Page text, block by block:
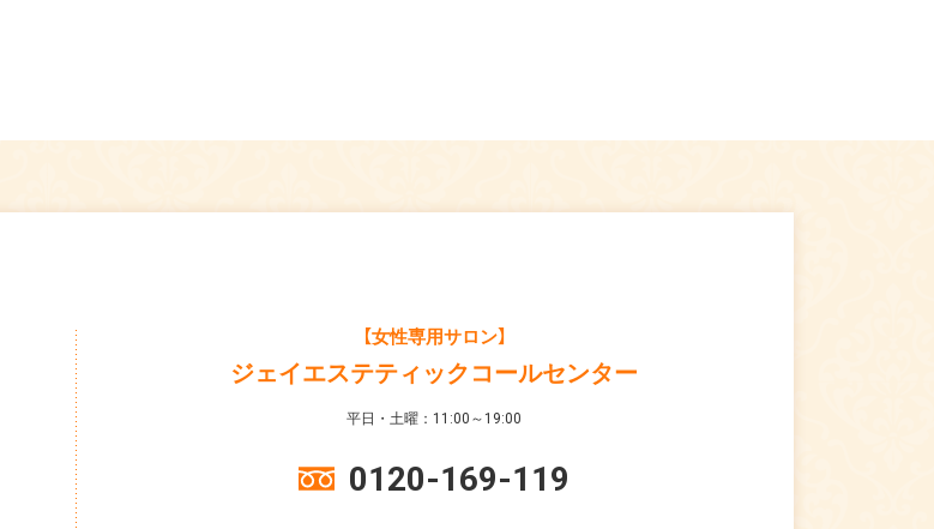
【女性専用サロン】
ジェイエステティックコールセンター
平日・土曜：11:00～19:00
0120-169-119